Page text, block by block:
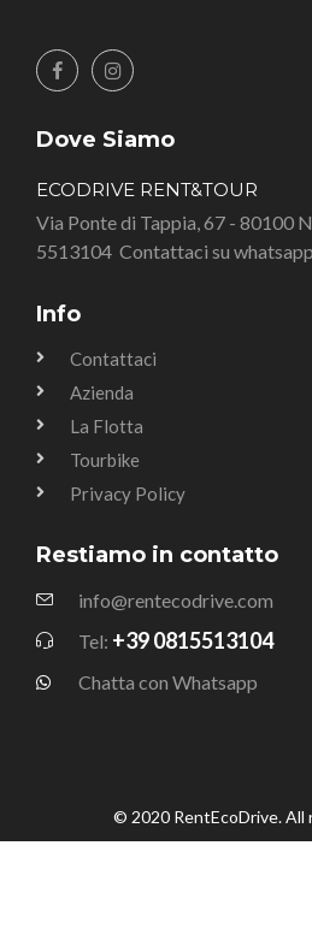
Dove Siamo
ECODRIVE RENT&TOUR
Via Ponte di Tappia, 67 - 80100
5513104 Contattaci su
Info
Contattaci
Azienda
La Flotta
Tourbike
Privacy Policy
Restiamo in contatto
info@rentecodrive.com
Tel: +39 0815513104
Chatta con Whatsapp
© 2020 RentEcoDrive. All